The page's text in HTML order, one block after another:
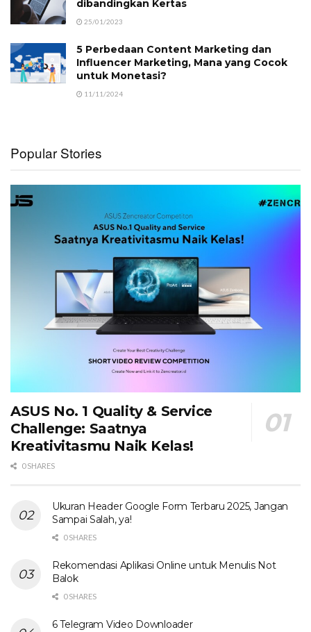
dibandingkan Kertas
25/01/2023
5 Perbedaan Content Marketing dan
Influencer Marketing, Mana yang Cocok
untuk Monetasi?
11/11/2024
Popular Stories
ASUS No. 1 Quality & Service
Challenge: Saatnya
Kreativitasmu Naik Kelas!
0 SHARES
Ukuran Header Google Form Terbaru 2025, Jangan
Sampai Salah, ya!
0 SHARES
Rekomendasi Aplikasi Online untuk Menulis Not
Balok
0 SHARES
6 Telegram Video Downloader